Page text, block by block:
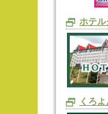
ホテル
くろ